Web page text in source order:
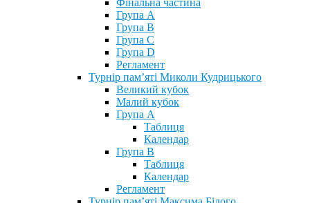
Фінальна частина
Група А
Група В
Група С
Група D
Регламент
Турнір пам’яті Миколи Кудрицького
Великий кубок
Малий кубок
Група А
Таблиця
Календар
Група В
Таблиця
Календар
Регламент